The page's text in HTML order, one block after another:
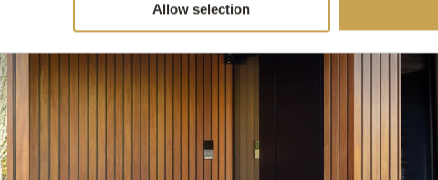
Allow selection